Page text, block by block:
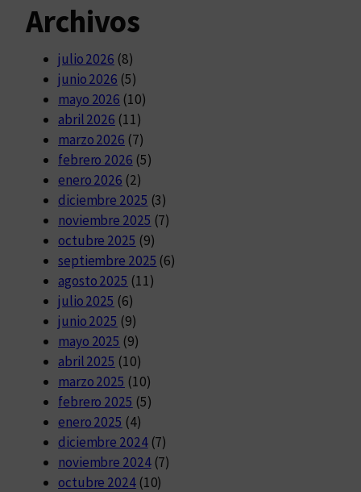
Archivos
julio 2026 (8)
junio 2026 (5)
mayo 2026 (10)
abril 2026 (11)
marzo 2026 (7)
febrero 2026 (5)
enero 2026 (2)
diciembre 2025 (3)
noviembre 2025 (7)
octubre 2025 (9)
septiembre 2025 (6)
agosto 2025 (11)
julio 2025 (6)
junio 2025 (9)
mayo 2025 (9)
abril 2025 (10)
marzo 2025 (10)
febrero 2025 (5)
enero 2025 (4)
diciembre 2024(7)
noviembre 2024(7)
octubre 2024(10)